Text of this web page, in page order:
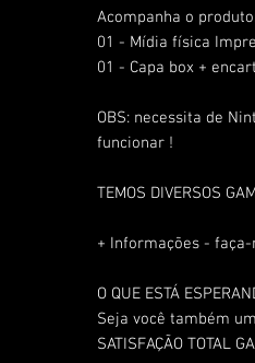
Acompanha o
01 - Mídia física
01 - Capa box +
OBS: necessita de
funcionar !
TEMOS DIVERSOS
+ Informações -
O QUE ESTÁ
Seja você também
SATISFAÇÃO TOTAL